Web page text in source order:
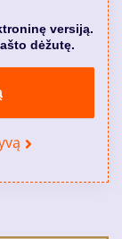
versiją.
dėžutę.